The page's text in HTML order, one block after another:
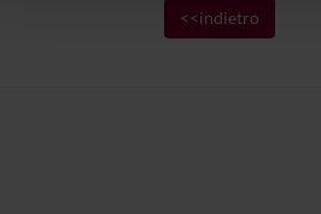
<<indietro